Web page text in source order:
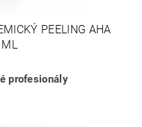
PEELING AHA
profesionály